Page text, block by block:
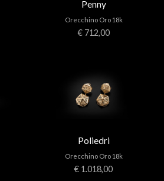
Penny
Orecchino Oro 18k
€ 712,00
Poliedri
Orecchino Oro 18k
€ 1.018,00